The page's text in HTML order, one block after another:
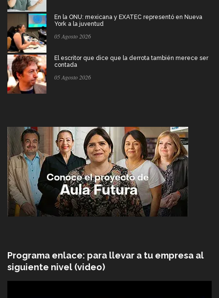
En la ONU: mexicana y EXATEC representó en Nueva
York a la juventud
05 Agosto 2026
El escritor que dice que la derrota también merece ser
contada
05 Agosto 2026
Programa enlace: para llevar a tu empresa al
siguiente nivel (video)